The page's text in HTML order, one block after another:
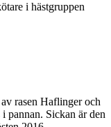
i hästgruppen
rasen Haflinger och
pannan. Sickan är den